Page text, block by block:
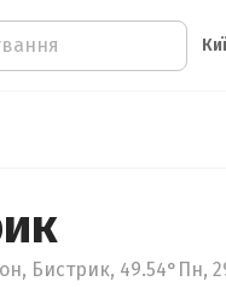
Бистрик, 49.54°Пн,